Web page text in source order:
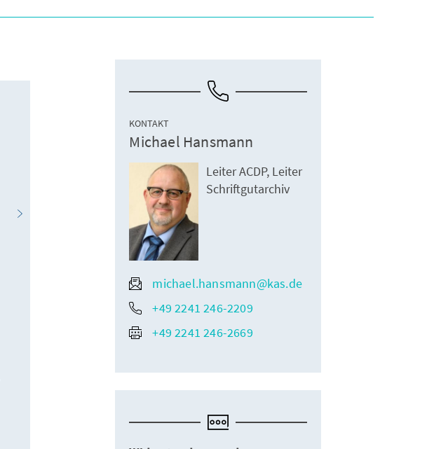
KONTAKT
Michael Hansmann
Leiter ACDP, Leiter
Schriftgutarchiv
michael.hansmann@kas.de
+49 2241 246-2209
+49 2241 246-2669